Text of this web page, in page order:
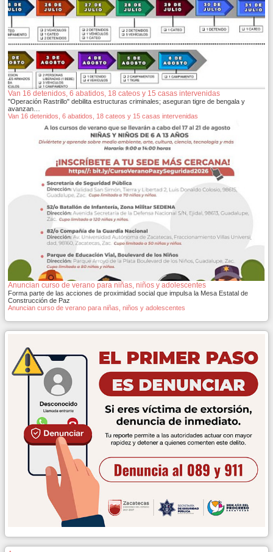
Van 16 detenidos, 6 abatidos, 18 cateos y 15 casas intervenidas
"Operación Rastrillo" debilita estructuras criminales; aseguran tigre de bengala y
avanzan…
Van 16 detenidos, 6 abatidos, 18 cateos y 15 casas intervenidas
Anuncian curso de verano para niñas, niños y adolescentes
Forma parte de las acciones de proximidad social que impulsa la Mesa Estatal de
Construcción de Paz
Anuncian curso de verano para niñas, niños y adolescentes